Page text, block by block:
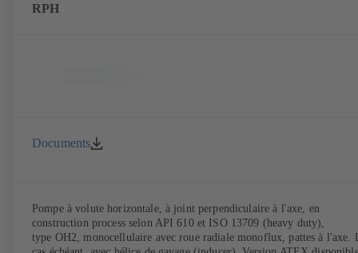
RPH
Documents
Pompe à volute horizontale, à joint perpendiculaire à l'axe, en
construction process selon API 610 et ISO 13709 (heavy duty),
type OH2, monocellulaire avec roue radiale monoflux, pattes à l'axe.